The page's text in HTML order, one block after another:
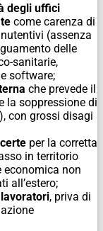
degli uffici
come carenza di
(assenza
delle
sanitarie,
software;
che prevede il
la soppressione di
con grossi disagi
per la corretta
in territorio
economica non
all’estero;
, priva di